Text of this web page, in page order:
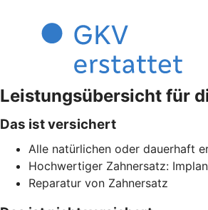
Leistungsübersicht für
Das ist versichert
Alle natürlichen oder dauerhaft
Hochwertiger Zahnersatz:
Reparatur von Zahnersatz